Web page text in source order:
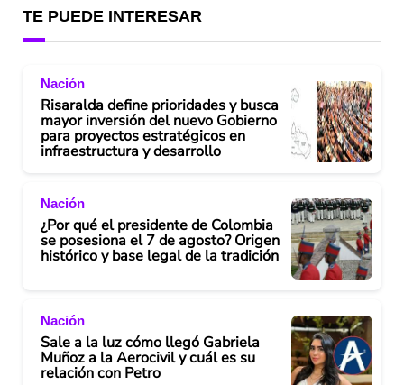
TE PUEDE INTERESAR
Nación
Risaralda define prioridades y busca
mayor inversión del nuevo Gobierno
para proyectos estratégicos en
infraestructura y desarrollo
Nación
¿Por qué el presidente de Colombia
se posesiona el 7 de agosto? Origen
histórico y base legal de la tradición
Nación
Sale a la luz cómo llegó Gabriela
Muñoz a la Aerocivil y cuál es su
relación con Petro